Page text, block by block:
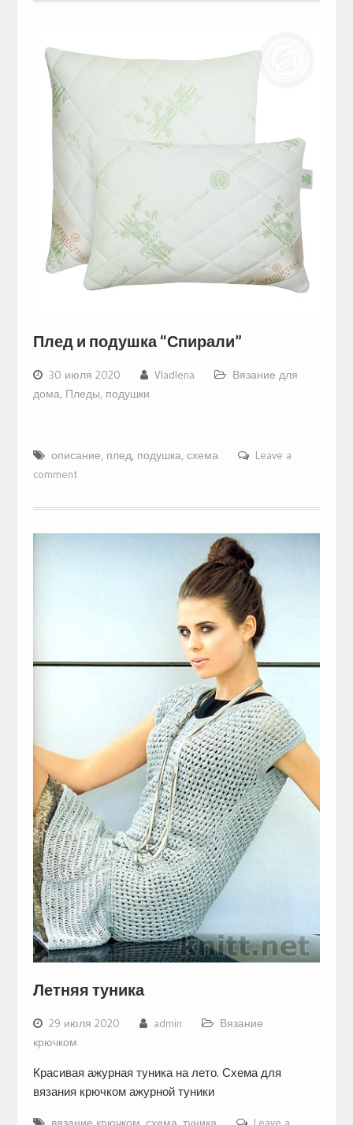
Плед и подушка “Спирали”
30 июля 2020 Vladlena
Вязание для
дома, Пледы, подушки
описание, плед, подушка, схема
Leave a
comment
Летняя туника
29 июля 2020 admin
Вязание
крючком
Красивая ажурная туника на лето. Схема для
вязания крючком ажурной туники